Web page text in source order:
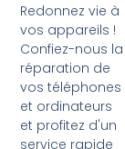
Redonnez vie à
vos appareils !
Confiez-nous la
réparation de
vos téléphones
et ordinateurs
et profitez d'un
service rapide